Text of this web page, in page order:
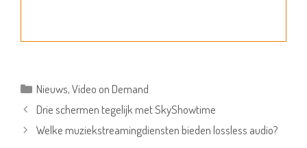
Categorieën
Nieuws,Video on Demand
Drie schermen tegelijk met SkyShowtime
Welke muziekstreamingdiensten bieden lossless audio?